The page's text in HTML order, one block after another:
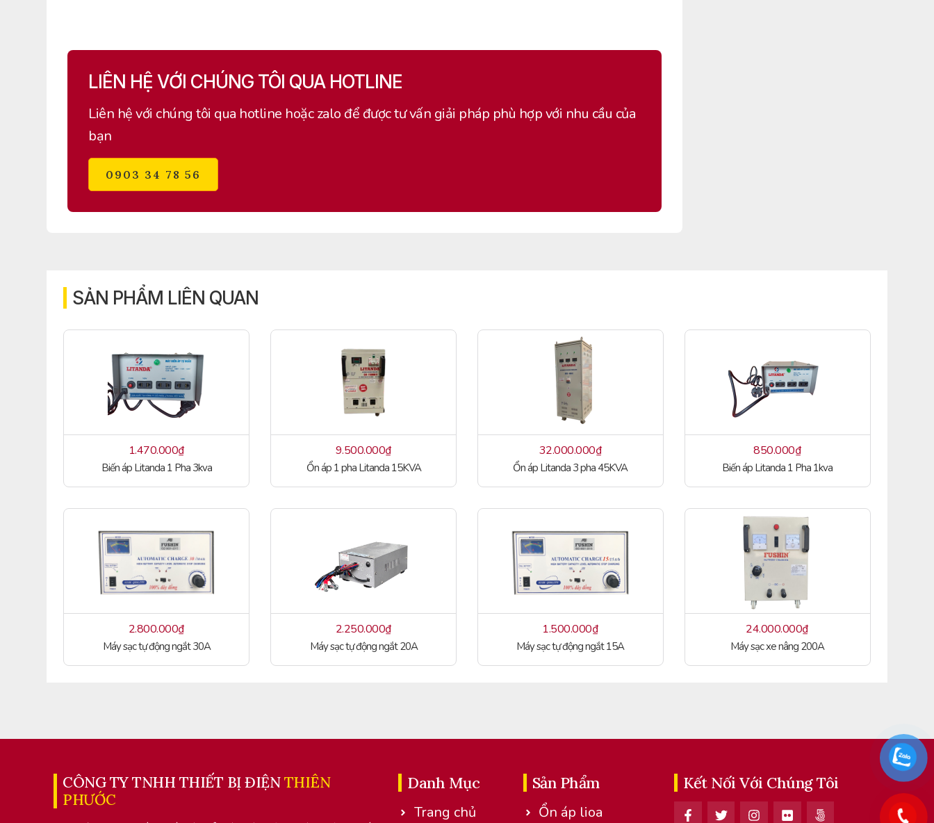
LIÊN HỆ VỚI CHÚNG TÔI QUA HOTLINE
Liên hệ với chúng tôi qua hotline hoặc zalo để được tư vấn giải pháp phù hợp với nhu cầu của
bạn
0903 34 78 56
SẢN PHẨM LIÊN QUAN
1.470.000₫
Biến áp Litanda 1 Pha 3kva
9.500.000₫
Ổn áp 1 pha Litanda 15KVA
32.000.000₫
Ổn áp Litanda 3 pha 45KVA
850.000₫
Biến áp Litanda 1 Pha 1kva
2.800.000₫
Máy sạc tự động ngắt 30A
2.250.000₫
Máy sạc tự động ngắt 20A
1.500.000₫
Máy sạc tự động ngắt 15A
24.000.000₫
Máy sạc xe nâng 200A
CÔNG TY TNHH THIẾT BỊ ĐIỆNTHIÊN
PHƯỚC
Danh Mục
Trang chủ
Sản Phẩm
Ổn áp lioa
Kết Nối Với Chúng Tôi